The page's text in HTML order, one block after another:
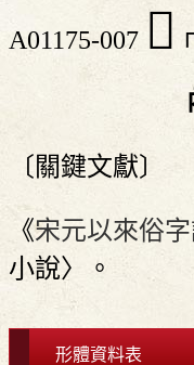
A01175-007 󱬍
〔關鍵文獻〕
《宋元以來俗
小說〉。
形體資料表